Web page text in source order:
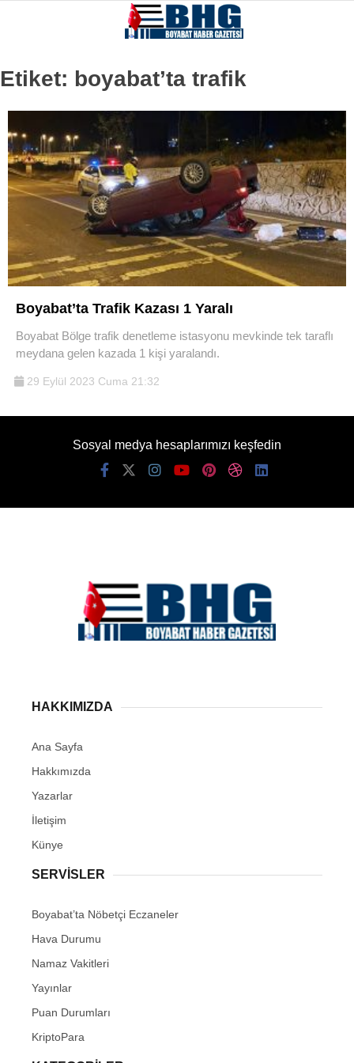
Etiket: boyabat’ta trafik
Boyabat’ta Trafik Kazası 1 Yaralı
Boyabat Bölge trafik denetleme istasyonu mevkinde tek taraflı
meydana gelen kazada 1 kişi yaralandı.
29 Eylül 2023 Cuma 21:32
Sosyal medya hesaplarımızı keşfedin
HAKKIMIZDA
Ana Sayfa
Hakkımızda
Yazarlar
İletişim
Künye
SERVISLER
Boyabat’ta Nöbetçi Eczaneler
Hava Durumu
Namaz Vakitleri
Yayınlar
Puan Durumları
KriptoPara